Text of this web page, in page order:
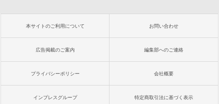
本サイトのご利用について お問い合わせ
広告掲載のご案内 編集部へのご連絡
プライバシーポリシー 会社概要
インプレスグループ 特定商取引法に基づく表示